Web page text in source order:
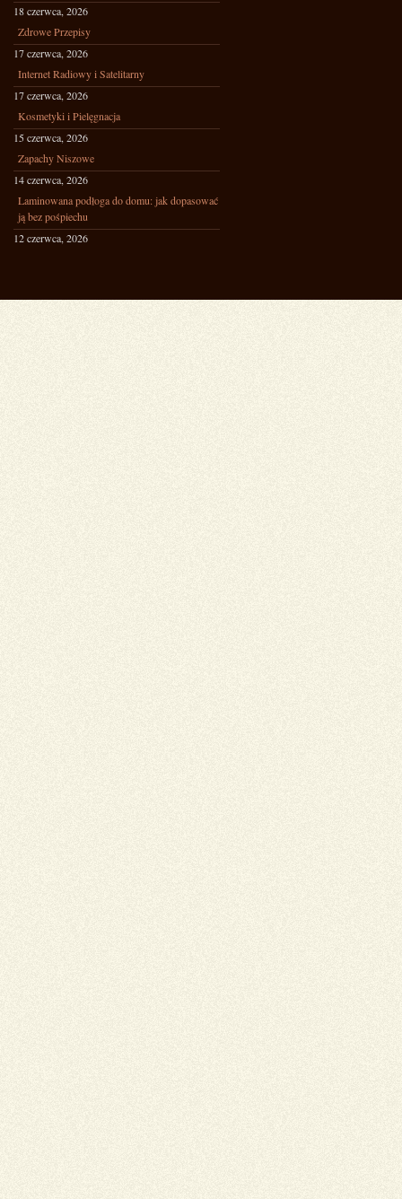
18 czerwca, 2026
Zdrowe Przepisy
17 czerwca, 2026
Internet Radiowy i Satelitarny
17 czerwca, 2026
Kosmetyki i Pielęgnacja
15 czerwca, 2026
Zapachy Niszowe
14 czerwca, 2026
Laminowana podłoga do domu: jak dopasować
ją bez pośpiechu
12 czerwca, 2026